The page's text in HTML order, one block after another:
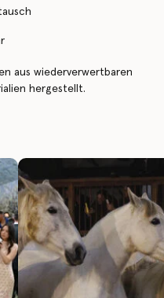
aus wiederverwertbaren
hergestellt.